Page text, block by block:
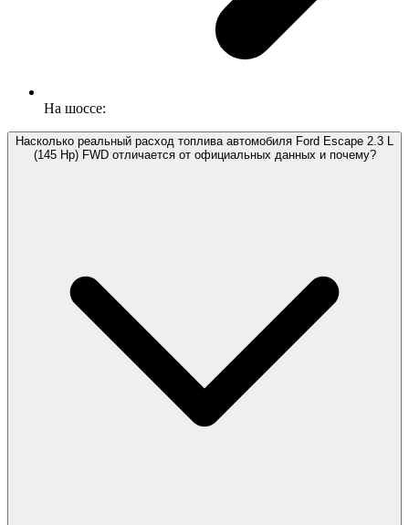
На шоссе:
Насколько реальный расход топлива автомобиля Ford Escape 2.3 L
(145 Hp) FWD отличается от официальных данных и почему?